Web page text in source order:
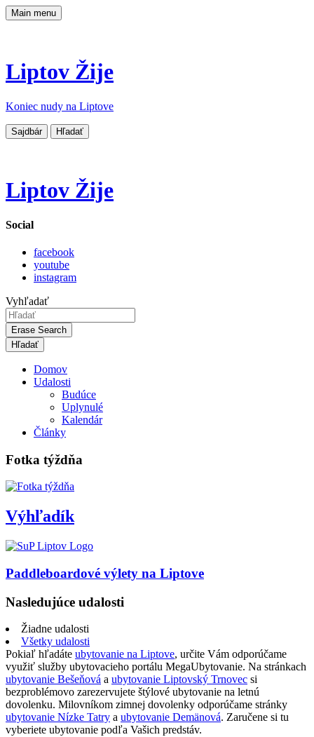
Main menu
Liptov Žije
Koniec nudy na Liptove
Sajdbár Hľadať
Liptov Žije
Social
facebook
youtube
instagram
Vyhľadať
Erase Search
Domov
Udalosti
Budúce
Uplynulé
Kalendár
Články
Fotka týždňa
Výhľadík
Paddleboardové výlety na Liptove
Nasledujúce udalosti
Žiadne udalosti
Všetky udalosti
Pokiaľ hľadáte ubytovanie na Liptove, určite Vám odporúčame
využiť služby ubytovacieho portálu MegaUbytovanie. Na stránkach
ubytovanie Bešeňová a ubytovanie Liptovský Trnovec si
bezproblémovo zarezervujete štýlové ubytovanie na letnú
dovolenku. Milovníkom zimnej dovolenky odporúčame stránky
ubytovanie Nízke Tatry a ubytovanie Demänová. Zaručene si tu
vyberiete ubytovanie podľa Vašich predstáv.